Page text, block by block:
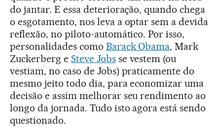
do jantar. E essa deterioração, quando chega
o esgotamento, nos leva a optar sem a devida
reflexão, no piloto-automático. Por isso,
personalidades como Barack Obama, Mark
Zuckerberg e Steve Jobsse vestem (ou
vestiam, no caso de Jobs) praticamente do
mesmo jeito todo dia, para economizar uma
decisão e assim melhorar seu rendimento ao
longo da jornada. Tudo isto agora está sendo
questionado.